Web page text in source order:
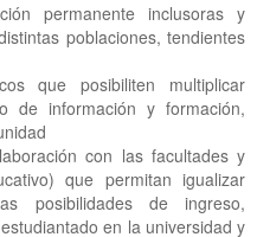
permanente inclusoras y
poblaciones, tendientes
que posibiliten multiplicar
de información y formación,
con las facultades y
que permitan igualizar
posibilidades de ingreso,
en la universidad y